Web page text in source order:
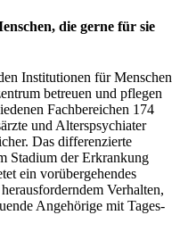
die gerne für sie
Institutionen für Menschen
betreuen und pflegen
Fachbereichen 174
und Alterspsychiater
Das differenzierte
Stadium der Erkrankung
ein vorübergehendes
Verhalten,
Angehörige mit Tages-